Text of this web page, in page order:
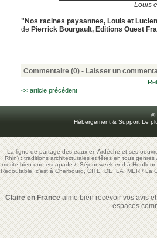
Louis
"Nos racines paysannes, Louis et
de Pierrick Bourgault, Editions Ouest
Commentaire (0) - Laisser un
<< article précédent
©
Hébergement & Support Le
La ligne de partage des eaux en Ardèche et ses
Rhin) : traditions architecturales et fêtes en tous genres
mérite bien une escapade/Séjour week-end à Honfleur
Redoutable, c'est à Cherbourg, CITE DE LA MER/La
Claire en Franceaime bien recevoir vos avis
espaces